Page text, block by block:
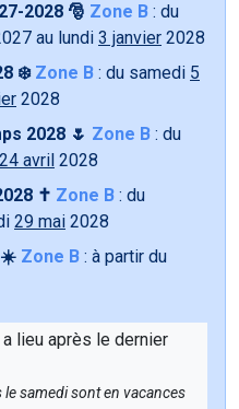
2028 🎅 Zone B : du
au lundi 3 janvier 2028
❄️ Zone B : du samedi 5
2028
2028 🌷 Zone B : du
24 avril 2028
✝️ Zone B : du
29 mai 2028
☀️ Zone B : à partir du
a lieu après le dernier
samedi sont en vacances